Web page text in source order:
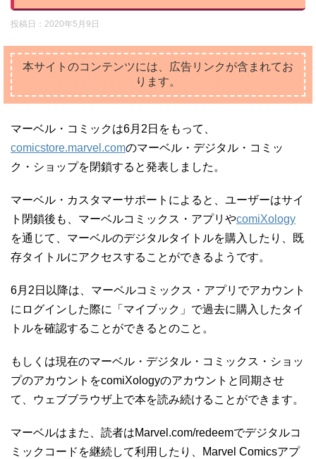
投稿日： 2020年5月9日
本サイトのコンテンツには、広告リンクが含まれてお
ります。
マーベル・コミックは6月2日をもって、
comicstore.marvel.comのマーベル・デジタル・コミッ
ク・ショップを閉鎖すると発表しました。
マーベル・カスタマーサポートによると、ユーザーはサイ
ト閉鎖後も、マーベルコミックス・アプリやcomiXology
を通じて、マーベルのデジタルタイトルを購入したり、既
存タイトルにアクセスすることができるようです。
6月2日以降は、マーベルコミックス・アプリでアカウント
にログインした際に「マイブック」で過去に購入したタイ
トルを確認することができるとのこと。
もしくは現在のマーベル・デジタル・コミックス・ショッ
プのアカウントをcomiXologyのアカウントと同期させ
て、ウェブブラウザ上で本を読み続けることができます。
マーベルはまた、読者はMarvel.com/redeemでデジタルコ
ミックコードを継続して利用したり、Marvel Comicsアプ